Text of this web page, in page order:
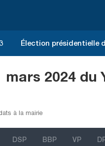
Élection présidentielle
2024 du
à la mairie
DSP BBP VP